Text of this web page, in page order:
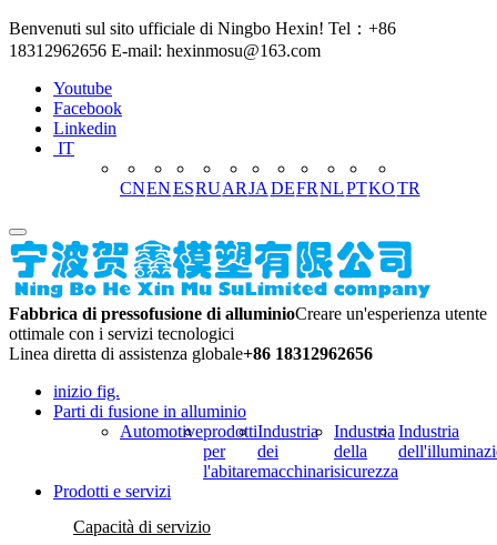
Benvenuti sul sito ufficiale di Ningbo Hexin! Tel：+86
18312962656 E-mail: hexinmosu@163.com
Youtube
Facebook
Linkedin
IT
CNENESRUARJA DEFR NLPTKOTR
Fabbrica di pressofusione di alluminioCreare un'esperienza utente
ottimale con i servizi tecnologici
Linea diretta di assistenza globale+86 18312962656
inizio fig.
Parti di fusione in alluminio
Automotiveprodotti
per
l'abitare
Industria
dei
macchinari
Industria
della
sicurezza
Industria
Prodotti e servizi
Capacità di servizio